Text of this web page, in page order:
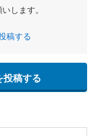
します。
稿する
投稿する